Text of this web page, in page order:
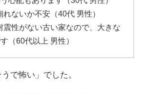
れないか不安（40代 男性）
震性がない古い家なので、大きな
（60代以上 男性）
で怖い」でした。